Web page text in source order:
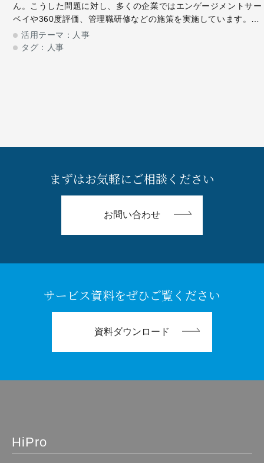
ん。こうした問題に対し、多くの企業ではエンゲージメントサー
ベイや360度評価、管理職研修などの施策を実施しています。し
かし、十分な改善につながらず、同じ課題をくり返しているケー
スも見受けられます。なぜ離
活用テーマ： 人事
タグ：
人事
まずはお気軽にご相談ください
お問い合わせ
サービス資料をぜひご覧ください
資料ダウンロード
HiPro